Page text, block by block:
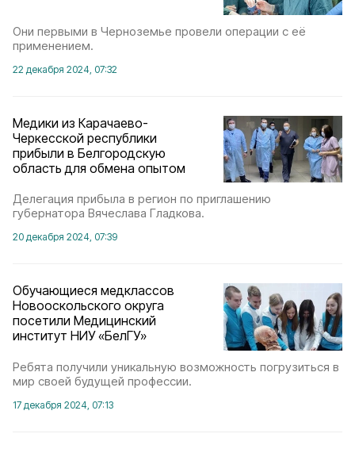
Они первыми в Черноземье провели операции с её
применением.
22 декабря 2024, 07:32
Медики из Карачаево-
Черкесской республики
прибыли в Белгородскую
область для обмена опытом
Делегация прибыла в регион по приглашению
губернатора Вячеслава Гладкова.
20 декабря 2024, 07:39
Обучающиеся медклассов
Новооскольского округа
посетили Медицинский
институт НИУ «БелГУ»
Ребята получили уникальную возможность погрузиться в
мир своей будущей профессии.
17 декабря 2024, 07:13